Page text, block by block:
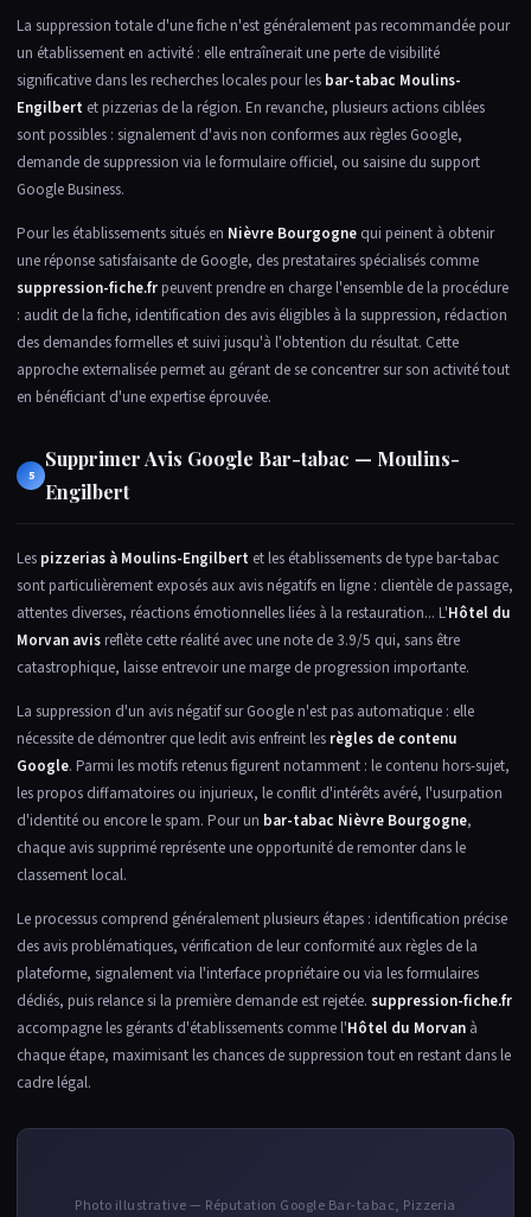
La suppression totale d'une fiche n'est généralement pas recommandée pour
un établissement en activité : elle entraînerait une perte de visibilité
significative dans les recherches locales pour les bar-tabac Moulins-
Engilbert et pizzerias de la région. En revanche, plusieurs actions ciblées
sont possibles : signalement d'avis non conformes aux règles Google,
demande de suppression via le formulaire officiel, ou saisine du support
Google Business.
Pour les établissements situés en Nièvre Bourgogne qui peinent à obtenir
une réponse satisfaisante de Google, des prestataires spécialisés comme
suppression-fiche.fr peuvent prendre en charge l'ensemble de la procédure
: audit de la fiche, identification des avis éligibles à la suppression, rédaction
des demandes formelles et suivi jusqu'à l'obtention du résultat. Cette
approche externalisée permet au gérant de se concentrer sur son activité tout
en bénéficiant d'une expertise éprouvée.
5
Supprimer Avis Google Bar-tabac — Moulins-
Engilbert
Les pizzerias à Moulins-Engilbert et les établissements de type bar-tabac
sont particulièrement exposés aux avis négatifs en ligne : clientèle de passage,
attentes diverses, réactions émotionnelles liées à la restauration... L'Hôtel du
Morvan avis reflète cette réalité avec une note de 3.9/5 qui, sans être
catastrophique, laisse entrevoir une marge de progression importante.
La suppression d'un avis négatif sur Google n'est pas automatique : elle
nécessite de démontrer que ledit avis enfreint les règles de contenu
Google. Parmi les motifs retenus figurent notamment : le contenu hors-sujet,
les propos diffamatoires ou injurieux, le conflit d'intérêts avéré, l'usurpation
d'identité ou encore le spam. Pour un bar-tabac Nièvre Bourgogne,
chaque avis supprimé représente une opportunité de remonter dans le
classement local.
Le processus comprend généralement plusieurs étapes : identification précise
des avis problématiques, vérification de leur conformité aux règles de la
plateforme, signalement via l'interface propriétaire ou via les formulaires
dédiés, puis relance si la première demande est rejetée. suppression-fiche.fr
accompagne les gérants d'établissements comme l'Hôtel du Morvan à
chaque étape, maximisant les chances de suppression tout en restant dans le
cadre légal.
Photo illustrative — Réputation Google Bar-tabac, Pizzeria